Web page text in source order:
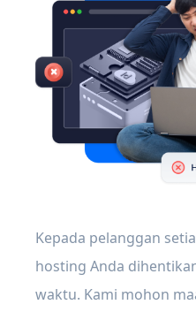
Kepada pelanggan
hosting Anda
waktu. Kami mohon